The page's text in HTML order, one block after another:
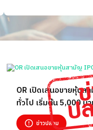
OR เปิดเสนอขายหุ้นส
ทั่วไป เริ่มต้น 5,000 บ
ข่าวปลอม